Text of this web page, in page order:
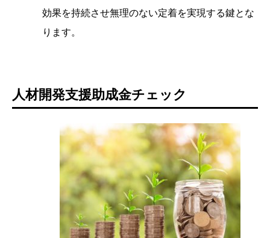
効果を持続させ無理のない定着を実現する鍵とな
ります。
人材開発支援助成金チェック